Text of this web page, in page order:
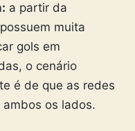
a partir da
muita
gols em
o cenário
é de que as redes
os lados.